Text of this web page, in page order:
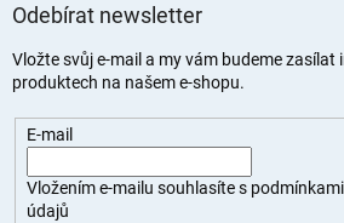
Odebírat newsletter
Vložte svůj e-mail a my vám budeme zasílat
produktech na našem e-shopu.
E-mail
Vložením e-mailu souhlasíte s
údajů